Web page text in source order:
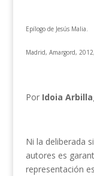
Epílogo de Jesús Malia.
Madrid, Amargord,
Por Idoia
Ni la deliberada
autores es
representación